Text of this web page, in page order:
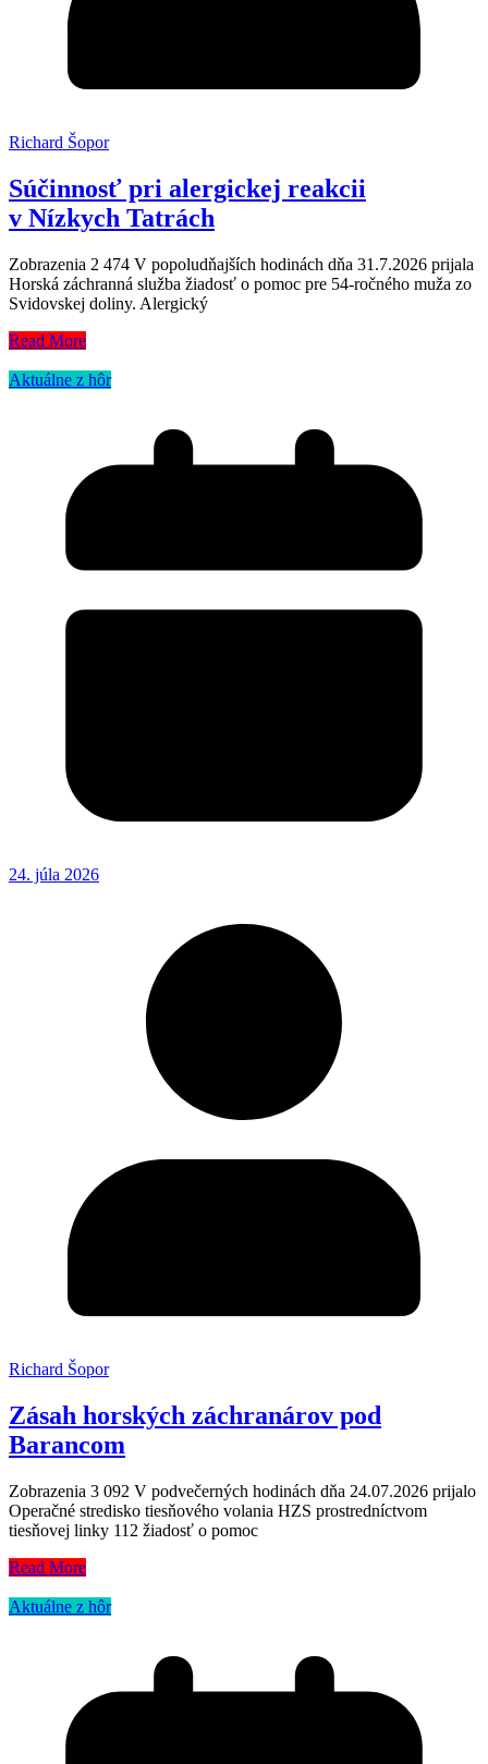
Richard Šopor
Súčinnosť pri alergickej reakcii
v Nízkych Tatrách
Zobrazenia 2 474 V popoludňajších hodinách dňa 31.7.2026 prijala
Horská záchranná služba žiadosť o pomoc pre 54-ročného muža zo
Svidovskej doliny. Alergický
Read More
Aktuálne z hôr
24. júla 2026
Richard Šopor
Zásah horských záchranárov pod
Barancom
Zobrazenia 3 092 V podvečerných hodinách dňa 24.07.2026 prijalo
Operačné stredisko tiesňového volania HZS prostredníctvom
tiesňovej linky 112 žiadosť o pomoc
Read More
Aktuálne z hôr